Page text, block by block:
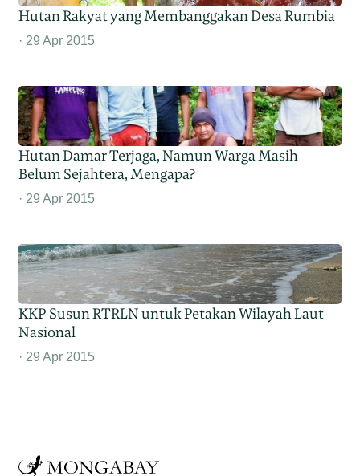
Hutan Rakyat yang Membanggakan Desa Rumbia
29 Apr 2015
Hutan Damar Terjaga, Namun Warga Masih
Belum Sejahtera, Mengapa?
29 Apr 2015
KKP Susun RTRLN untuk Petakan Wilayah Laut
Nasional
29 Apr 2015